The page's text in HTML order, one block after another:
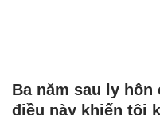
Ba năm sau ly
điều này khiến tôi